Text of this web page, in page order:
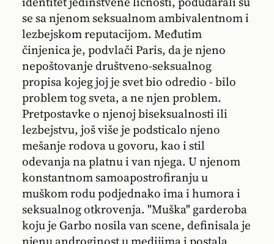
se sa njenom seksualnom ambivalentnom i
lezbejskom reputacijom. Međutim
činjenica je, podvlači Paris, da je njeno
nepoštovanje društveno-seksualnog
propisa kojeg joj je svet bio odredio - bilo
problem tog sveta, a ne njen problem.
Pretpostavke o njenoj biseksualnosti ili
lezbejstvu, još više je podsticalo njeno
mešanje rodova u govoru, kao i stil
odevanja na platnu i van njega. U njenom
konstantnom samoapostrofiranju u
muškom rodu podjednako ima i humora i
seksualnog otkrovenja. "Muška" garderoba
koju je Garbo nosila van scene, definisala je
njenu androginost u medijima i postala